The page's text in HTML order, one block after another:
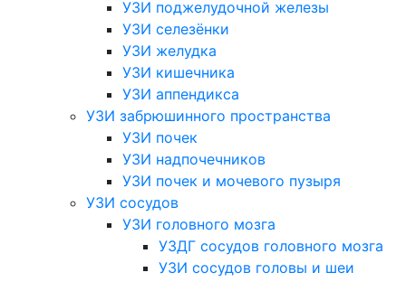
УЗИ поджелудочной железы
УЗИ селезёнки
УЗИ желудка
УЗИ кишечника
УЗИ аппендикса
УЗИ забрюшинного пространства
УЗИ почек
УЗИ надпочечников
УЗИ почек и мочевого пузыря
УЗИ сосудов
УЗИ головного мозга
УЗДГ сосудов головного мозга
УЗИ сосудов головы и шеи